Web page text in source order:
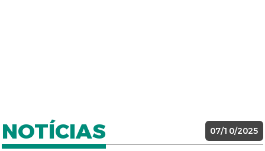
NOTÍCIAS 07/10/2025